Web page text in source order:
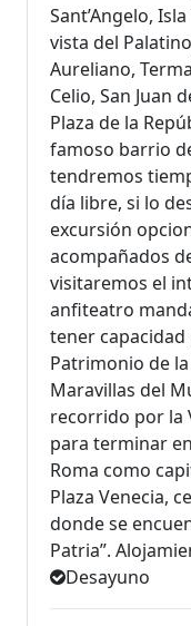
Sant’Angelo,
vista del
Aureliano,
Celio, San Juan
Plaza de la
famoso barrio
tendremos
día libre, si lo
excursión
acompañados
visitaremos el
anfiteatro
tener capacidad
Patrimonio de
Maravillas del
recorrido por la
para terminar
Roma como
Plaza Venecia,
donde se
Patria”.
Desayuno